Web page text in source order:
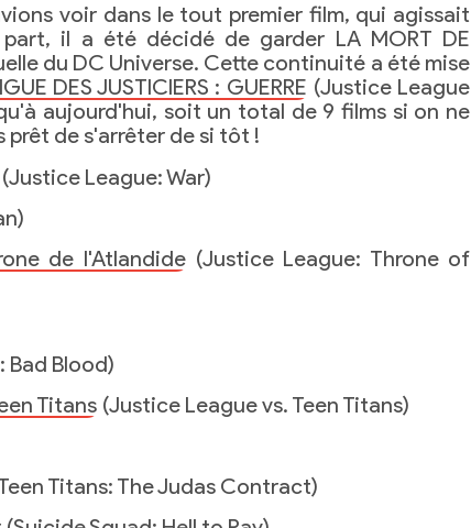
voir dans le tout premier film, qui agissait
il a été décidé de garder LA MORT DE
du DC Universe. Cette continuité a été mise
DES JUSTICIERS : GUERRE (Justice League
aujourd'hui, soit un total de 9 films si on ne
prêt de s'arrêter de si tôt !
(Justice League: War)
de l'Atlandide (Justice League: Throne of
Bad Blood)
Titans (Justice League vs. Teen Titans)
Titans: The Judas Contract)